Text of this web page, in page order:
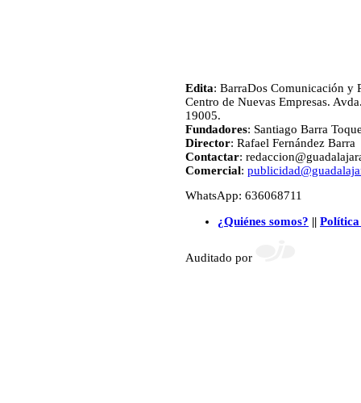
Edita: BarraDos Comunicación y
Centro de Nuevas Empresas.
19005.
Fundadores: Santiago Barra
Director: Rafael Fernández Barra
Contactar:
Comercial:
WhatsApp: 636068711
¿Quiénes somos? || Política
Auditado por